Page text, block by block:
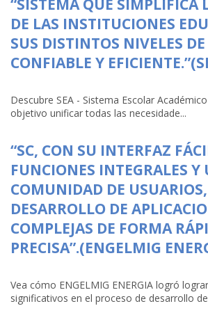
“SISTEMA QUE SIMPLIFICA
DE LAS INSTITUCIONES
SUS DISTINTOS NIVELES
CONFIABLE Y
Descubre SEA - Sistema Escolar
objetivo unificar todas las necesidade...
“SC, CON SU INTERFAZ
FUNCIONES INTEGRALES
COMUNIDAD DE
DESARROLLO DE
COMPLEJAS DE FORMA
PRECISA”.(ENGELMIG
Vea cómo ENGELMIG ENERGIA logró
significativos en el proceso de desarrollo